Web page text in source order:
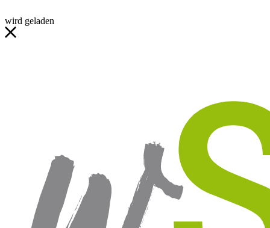
wird geladen